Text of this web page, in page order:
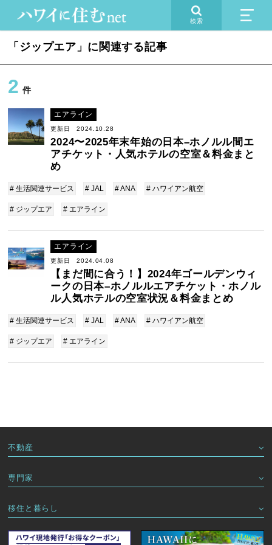
検索
「ジップエア」に関連する記事
2 件
エアライン
更新日 2024.10.28
2024〜2025年末年始の日本–ホノルル間エ
アチケット・人気ホテルの空室＆料金まと
め
# 生活関連サービス # JAL # ANA # ハワイアン航空
# ジップエア # エアライン
エアライン
更新日 2024.04.08
【まだ間に合う！】2024年ゴールデンウィ
ークの日本–ホノルルエアチケット・ホノル
ル人気ホテルの空室状況＆料金まとめ
# 生活関連サービス # JAL # ANA # ハワイアン航空
# ジップエア # エアライン
不動産
専門家
移住と暮らし